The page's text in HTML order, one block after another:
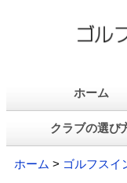
ホーム
クラブの選び
ホーム > ゴルフスイ